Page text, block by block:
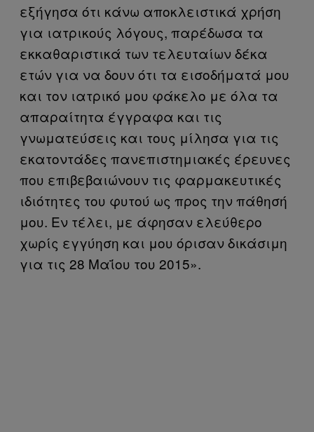
εξήγησα ότι κάνω αποκλειστικά χρήση
για ιατρικούς λόγους, παρέδωσα τα
εκκαθαριστικά των τελευταίων δέκα
ετών για να δουν ότι τα εισοδήματά μου
και τον ιατρικό μου φάκελο με όλα τα
απαραίτητα έγγραφα και τις
γνωματεύσεις και τους μίλησα για τις
εκατοντάδες πανεπιστημιακές έρευνες
που επιβεβαιώνουν τις φαρμακευτικές
ιδιότητες του φυτού ως προς την πάθησή
μου. Εν τέλει, με άφησαν ελεύθερο
χωρίς εγγύηση και μου όρισαν δικάσιμη
για τις 28 Μαΐου του 2015».